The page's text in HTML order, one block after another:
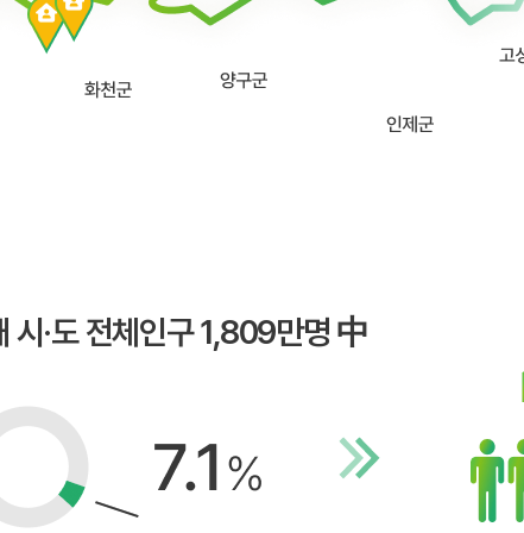
시·도 전체인구 1,809만명 中